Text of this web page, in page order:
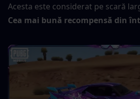
Acesta este considerat pe scară
Cea mai bună recompensă din